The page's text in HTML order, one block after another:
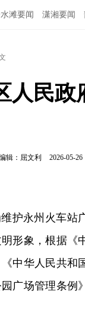
滩要闻 潇湘要闻
人民
辑：屈文利 2026-05-26
护永州火车站
形象，根据《
中华人民共和
广场管理条例